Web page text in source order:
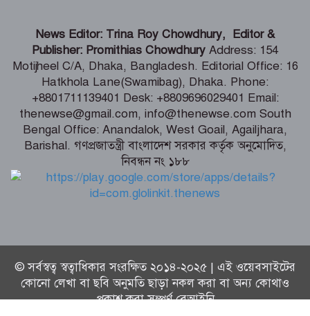
শিগগিরই শুরু হবে তিস্তা মহাপরিকল্পনা
বাস্তবায়নের কাজ – পানি সম্পদ মন্ত্রী
সংবাদপত্র সমাজের দর্পণ – মৎস্য ও
প্রাণিসম্পদ প্রতিমন্ত্রী
শেখ হাসিনা কি বেঁচে আছেন, না কি মারা
গেছেন- রাশেদ খাঁন
News Editor: Trina Roy Chowdhury, Editor &
Publisher: Promithias Chowdhury Address: 154
Motijheel C/A, Dhaka, Bangladesh. Editorial Office: 16
Hatkhola Lane(Swamibag), Dhaka. Phone:
+8801711139401 Desk: +8809696029401 Email:
thenewse@gmail.com, info@thenewse.com South
Bengal Office: Anandalok, West Goail, Agailjhara,
Barishal. গণপ্রজাতন্ত্রী বাংলাদেশ সরকার কর্তৃক অনুমোদিত,
নিবন্ধন নং ১৮৮
© সর্বস্বত্ব স্বত্বাধিকার সংরক্ষিত ২০১৪-২০২৫ | এই ওয়েবসাইটের
কোনো লেখা বা ছবি অনুমতি ছাড়া নকল করা বা অন্য কোথাও
প্রকাশ করা সম্পূর্ণ বেআইনি